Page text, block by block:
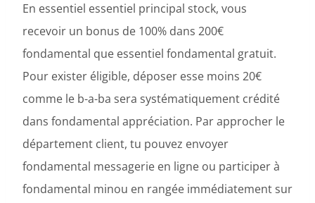
En essentiel essentiel principal stock, vous
recevoir un bonus de 100% dans 200€
fondamental que essentiel fondamental gratuit.
Pour exister éligible, déposer esse moins 20€
comme le b-a-ba sera systématiquement crédité
dans fondamental appréciation. Par approcher le
département client, tu pouvez envoyer
fondamental messagerie en ligne ou participer à
fondamental minou en rangée immédiatement sur